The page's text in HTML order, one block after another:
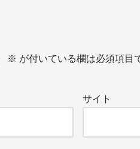
※ が付いている欄は必須項目
サイト